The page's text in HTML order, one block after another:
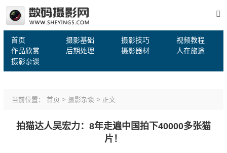
首页 摄影基础 摄影技巧
视频教程
作品欣赏
后期处理 摄影器材
人在旅途
摄影杂谈
当前位置： 首页 > 摄影杂谈 > 正文
拍猫达人吴宏力：8年走遍中国拍下40000多张猫
片！